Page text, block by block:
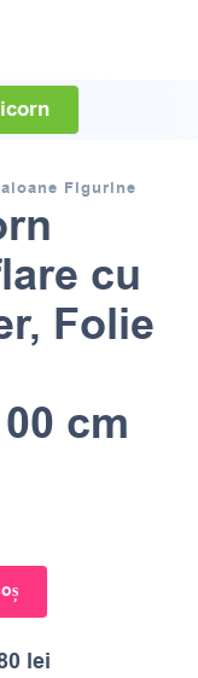
Figurine
cu
Folie
cm
lei